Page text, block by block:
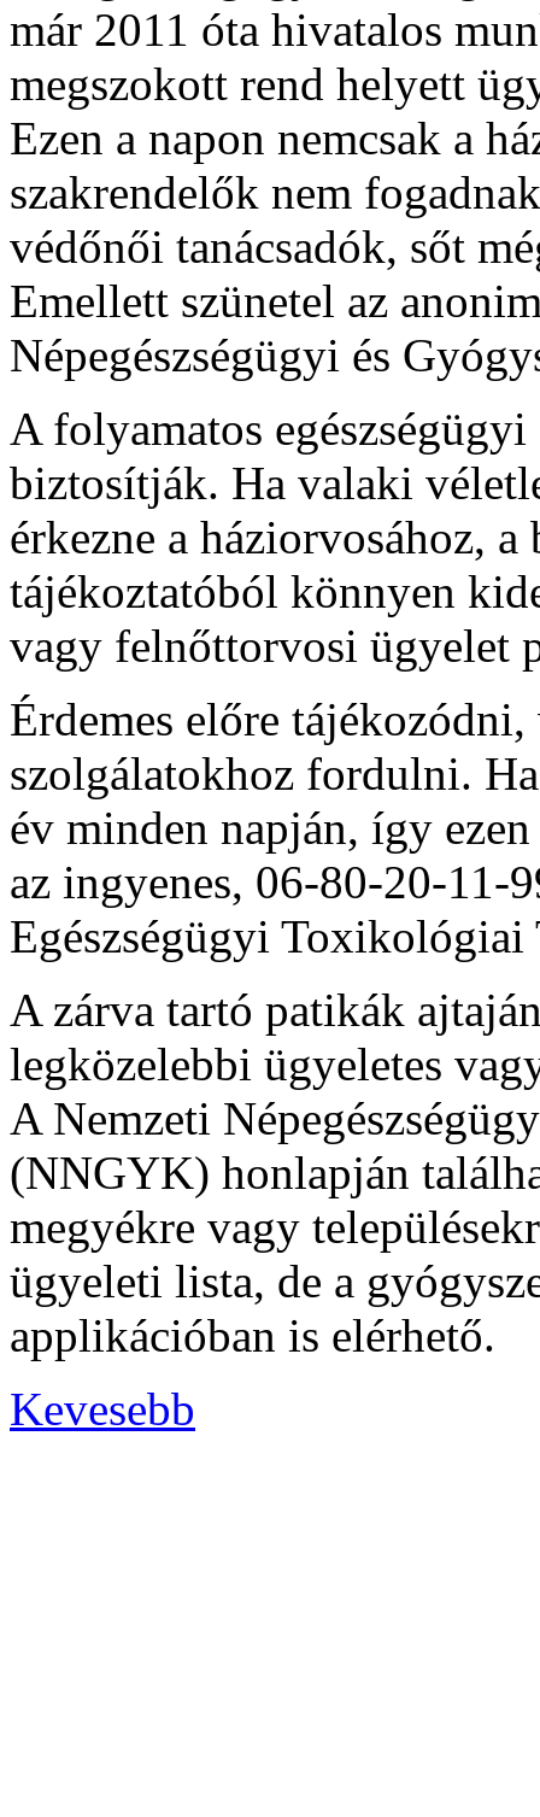
már 2011 óta hivatalos
megszokott rend helyett
Ezen a napon nemcsak a
szakrendelők nem
védőnői tanácsadók, sőt
Emellett szünetel az
Népegészségügyi és
A folyamatos
biztosítják. Ha valaki
érkezne a háziorvosához,
tájékoztatóból könnyen
vagy felnőttorvosi ügyelet
Érdemes előre
szolgálatokhoz fordulni.
év minden napján, így
az ingyenes, 06-80-20-11-
Egészségügyi
A zárva tartó patikák
legközelebbi ügyeletes
A Nemzeti
(NNGYK) honlapján
megyékre vagy
ügyeleti lista, de a
applikációban is elérhető.
Kevesebb